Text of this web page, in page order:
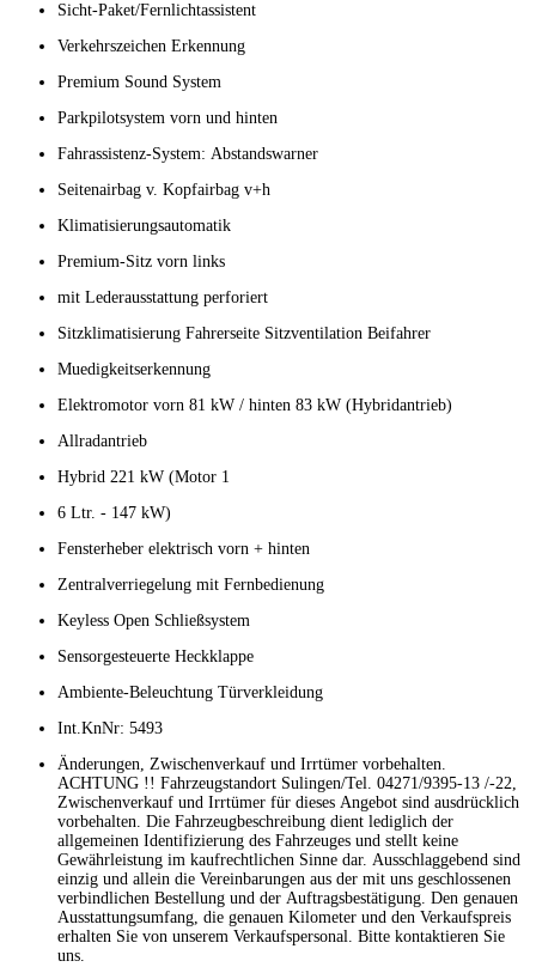
Sicht-Paket/Fernlichtassistent
Verkehrszeichen Erkennung
Premium Sound System
Parkpilotsystem vorn und hinten
Fahrassistenz-System: Abstandswarner
Seitenairbag v. Kopfairbag v+h
Klimatisierungsautomatik
Premium-Sitz vorn links
mit Lederausstattung perforiert
Sitzklimatisierung Fahrerseite Sitzventilation Beifahrer
Muedigkeitserkennung
Elektromotor vorn 81 kW / hinten 83 kW (Hybridantrieb)
Allradantrieb
Hybrid 221 kW (Motor 1
6 Ltr. - 147 kW)
Fensterheber elektrisch vorn + hinten
Zentralverriegelung mit Fernbedienung
Keyless Open Schließsystem
Sensorgesteuerte Heckklappe
Ambiente-Beleuchtung Türverkleidung
Int.KnNr: 5493
Änderungen, Zwischenverkauf und Irrtümer vorbehalten.
ACHTUNG !! Fahrzeugstandort Sulingen/Tel. 04271/9395-13 /-22,
Zwischenverkauf und Irrtümer für dieses Angebot sind ausdrücklich
vorbehalten. Die Fahrzeugbeschreibung dient lediglich der
allgemeinen Identifizierung des Fahrzeuges und stellt keine
Gewährleistung im kaufrechtlichen Sinne dar. Ausschlaggebend sind
einzig und allein die Vereinbarungen aus der mit uns geschlossenen
verbindlichen Bestellung und der Auftragsbestätigung. Den genauen
Ausstattungsumfang, die genauen Kilometer und den Verkaufspreis
erhalten Sie von unserem Verkaufspersonal. Bitte kontaktieren Sie
uns.